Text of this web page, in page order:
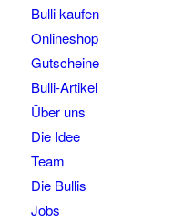
Bulli kaufen
Onlineshop
Gutscheine
Bulli-Artikel
Über uns
Die Idee
Team
Die Bullis
Jobs